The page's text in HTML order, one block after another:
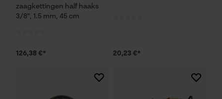
zaagkettingen half haaks
3/8", 1.5 mm, 45 cm
126,38 €* 20,23 €*
De keuze voor
gegevensverwerking opslaan
Econda Tag Manager